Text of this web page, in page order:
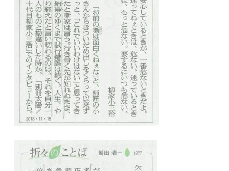
- 設計コンセプト
- 商品コンセプト
デザイン
- 空間デザイン
- 内観デザイン
- 生活デザイン
- 外構デザイン
- 高断熱性能
- 高耐震性能